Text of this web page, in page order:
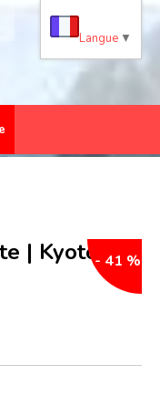
| Kyoto- 41 %
Langue ▼